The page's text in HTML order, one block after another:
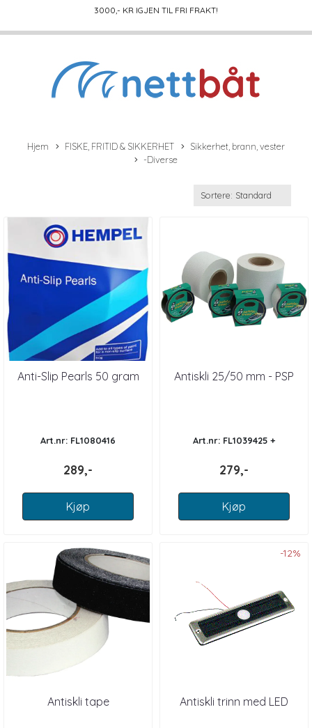
3000,- KR IGJEN TIL FRI FRAKT!
Hjem FISKE, FRITID & SIKKERHET
Sikkerhet, brann, vester
-Diverse
Anti-Slip Pearls 50 gram
Art.nr: FL1080416
289,-
Kjøp
Antiskli 25/50 mm - PSP
Art.nr: FL1039425 +
279,-
Kjøp
Antiskli tape
-12%
Antiskli trinn med LED